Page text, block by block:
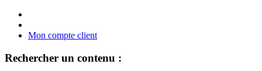
Mon compte client
Rechercher un contenu :